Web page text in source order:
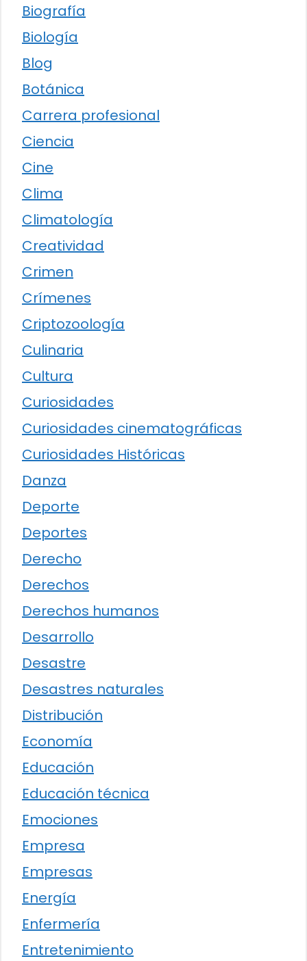
Biografía
Biología
Blog
Botánica
Carrera profesional
Ciencia
Cine
Clima
Climatología
Creatividad
Crimen
Crímenes
Criptozoología
Culinaria
Cultura
Curiosidades
Curiosidades cinematográficas
Curiosidades Históricas
Danza
Deporte
Deportes
Derecho
Derechos
Derechos humanos
Desarrollo
Desastre
Desastres naturales
Distribución
Economía
Educación
Educación técnica
Emociones
Empresa
Empresas
Energía
Enfermería
Entretenimiento